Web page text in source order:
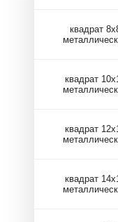
квадрат
квадрат
квадрат
квадрат